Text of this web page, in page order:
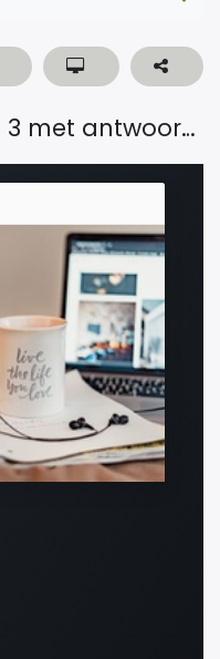
powerpoint quiz les 3 met antwoorden Pap